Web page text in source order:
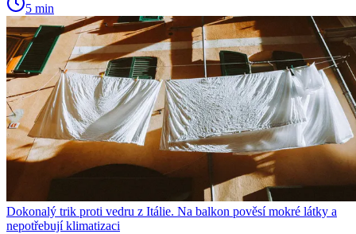
5 min
Dokonalý trik proti vedru z Itálie. Na balkon pověsí mokré látky a
nepotřebují klimatizaci